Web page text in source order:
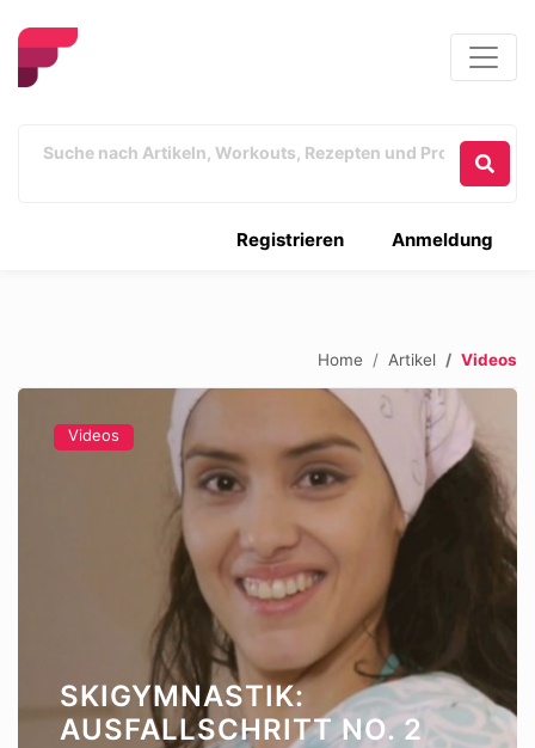
Anmeldung
Registrieren
Home Artikel Videos
Videos
SKIGYMNASTIK:
AUSFALLSCHRITT NO. 2